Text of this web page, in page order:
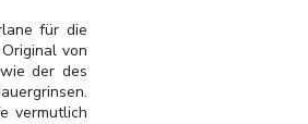
für die
von
der des
vermutlich